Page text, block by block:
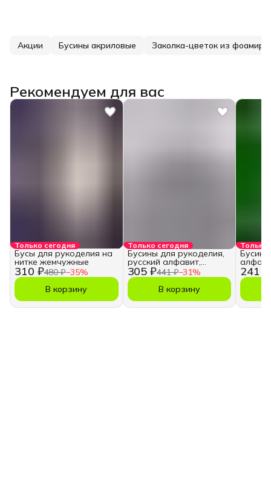
Акции Бусины акриловые Заколка-цветок из
Рекомендуем для вас
Только сегодня
310 ₽480 ₽−35%
Бусы для рукоделия на
нитке жемчужные
В корзину
Только сегодня
305 ₽441 ₽−31%
Бусины для рукоделия,
русский алфавит,
кубики
В корзину
Только
241 ₽